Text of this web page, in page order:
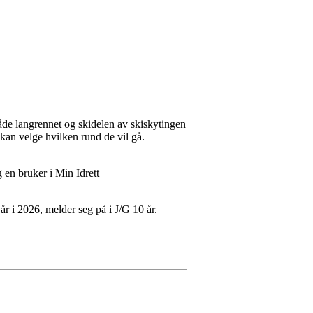
langrennet og skidelen av skiskytingen
velge hvilken rund de vil gå.
en bruker i Min Idrett
i 2026, melder seg på i J/G 10 år.